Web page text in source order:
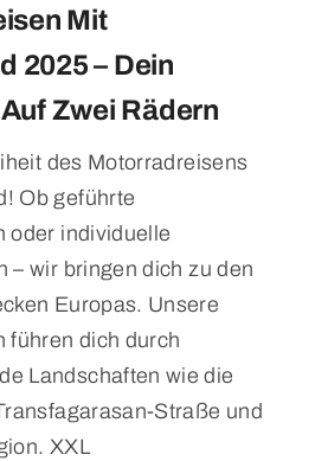
Mit
2025 – Dein
Zwei Rädern
des Motorradreisens
Ob geführte
oder individuelle
– wir bringen dich zu den
Europas. Unsere
führen dich durch
Landschaften wie die
Straße und
XXL